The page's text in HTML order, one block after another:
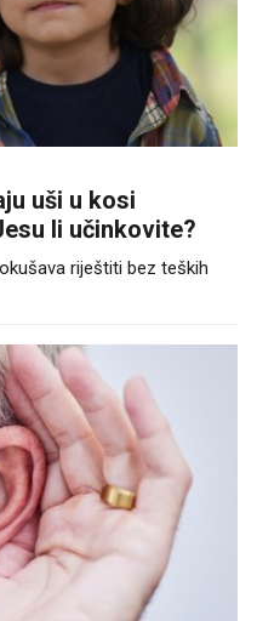
uši u kosi
li učinkovite?
riještiti bez teških